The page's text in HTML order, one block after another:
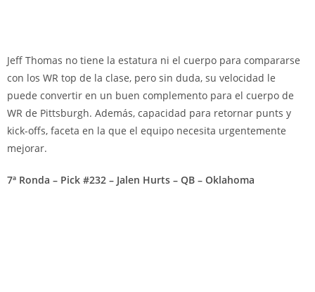
Jeff Thomas no tiene la estatura ni el cuerpo para compararse
con los WR top de la clase, pero sin duda, su velocidad le
puede convertir en un buen complemento para el cuerpo de
WR de Pittsburgh. Además, capacidad para retornar punts y
kick-offs, faceta en la que el equipo necesita urgentemente
mejorar.
7ª Ronda – Pick #232 – Jalen Hurts – QB – Oklahoma